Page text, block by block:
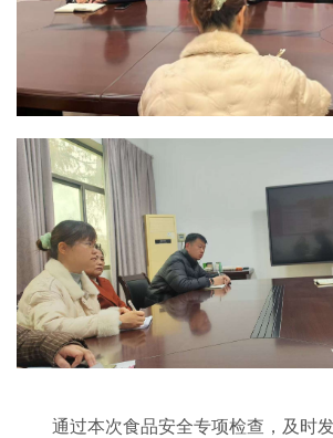
通过本次食品安全专项检查，及时